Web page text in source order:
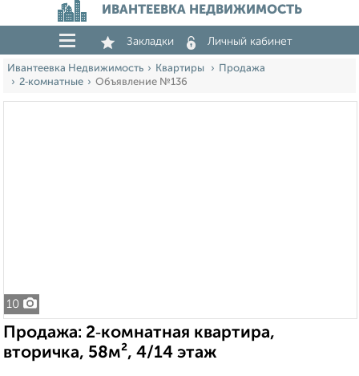
ИВАНТЕЕВКА НЕДВИЖИМОСТЬ
Закладки Личный кабинет
Ивантеевка Недвижимость Квартиры
Продажа
2‑комнатные
Объявление №136
10
Продажа: 2‑комнатная квартира,
вторичка, 58м², 4/14 этаж